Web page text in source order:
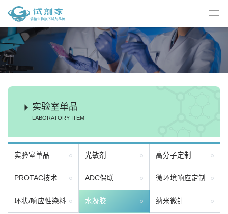
实验室单品
LABORATORY ITEM
实验室单品 光敏剂 高分子定制
PROTAC技术 ADC偶联 微环境响应定制
环状/响应性染料 水凝胶 纳米微针